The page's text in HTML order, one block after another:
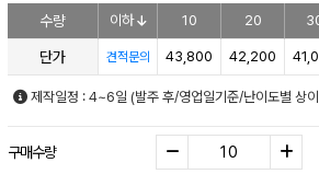
수량 이하 10 20
단가 견적문의 43,800 42,200
제작일정 : 4~6일 (발주 후/영업일기준/난이도별 상
구매수량